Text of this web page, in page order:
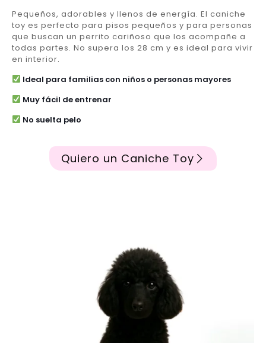
Pequeños, adorables y llenos de energía. El caniche
toy es perfecto para pisos pequeños y para personas
que buscan un perrito cariñoso que los acompañe a
todas partes. No supera los 28 cm y es ideal para vivir
en interior.
Ideal para familias con niños o personas mayores
Muy fácil de entrenar
No suelta pelo
Quiero un Caniche Toy